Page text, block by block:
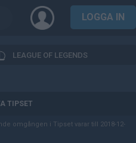
LOGGA IN
LEAGUE OF LEGENDS
TIPSET
omgången i Tipset varar till 2018-12-